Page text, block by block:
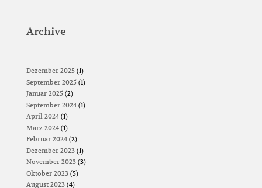
Archive
Dezember 2025(1)
September 2025(1)
Januar 2025(2)
September 2024(1)
April 2024(1)
März 2024(1)
Februar 2024(2)
Dezember 2023(1)
November 2023(3)
Oktober 2023(5)
August 2023(4)